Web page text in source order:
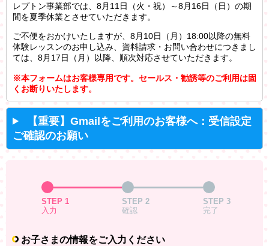
レプトン事業部では、8月11日（火・祝）～8月16日（日）の期
間を夏季休業とさせていただきます。
ご不便をおかけいたしますが、8月10日（月）18:00以降の無料
体験レッスンのお申し込み、資料請求・お問い合わせにつきまし
ては、8月17日（月）以降、順次対応させていただきます。
※本フォームはお客様専用です。セールス・勧誘等のご利用は固
くお断りいたします。
【重要】Gmailをご利用のお客様へ：受信設定
ご確認のお願い
STEP 1
入力
STEP 2
確認
STEP 3
完了
お子さまの情報をご入力ください